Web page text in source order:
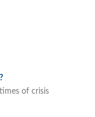
of crisis